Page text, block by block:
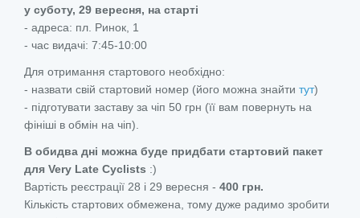
у суботу, 29 вересня, на старті
- адреса: пл. Ринок, 1
- час видачі: 7:45-10:00
Для отримання стартового необхідно:
- назвати свій стартовий номер (його можна знайти тут)
- підготувати заставу за чіп 50 грн (її вам повернуть на
фініші в обмін на чіп).
В обидва дні можна буде придбати стартовий пакет
для Very Late Cyclists :)
Вартість реєстрації 28 і 29 вересня - 400 грн.
Кількість стартових обмежена, тому дуже радимо зробити